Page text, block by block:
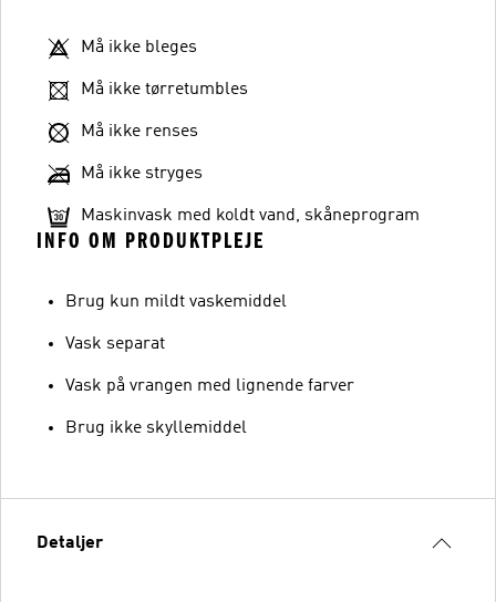
Må ikke bleges
Må ikke tørretumbles
Må ikke renses
Må ikke stryges
Maskinvask med koldt vand, skåneprogram
INFO OM PRODUKTPLEJE
Brug kun mildt vaskemiddel
Vask separat
Vask på vrangen med lignende farver
Brug ikke skyllemiddel
Detaljer